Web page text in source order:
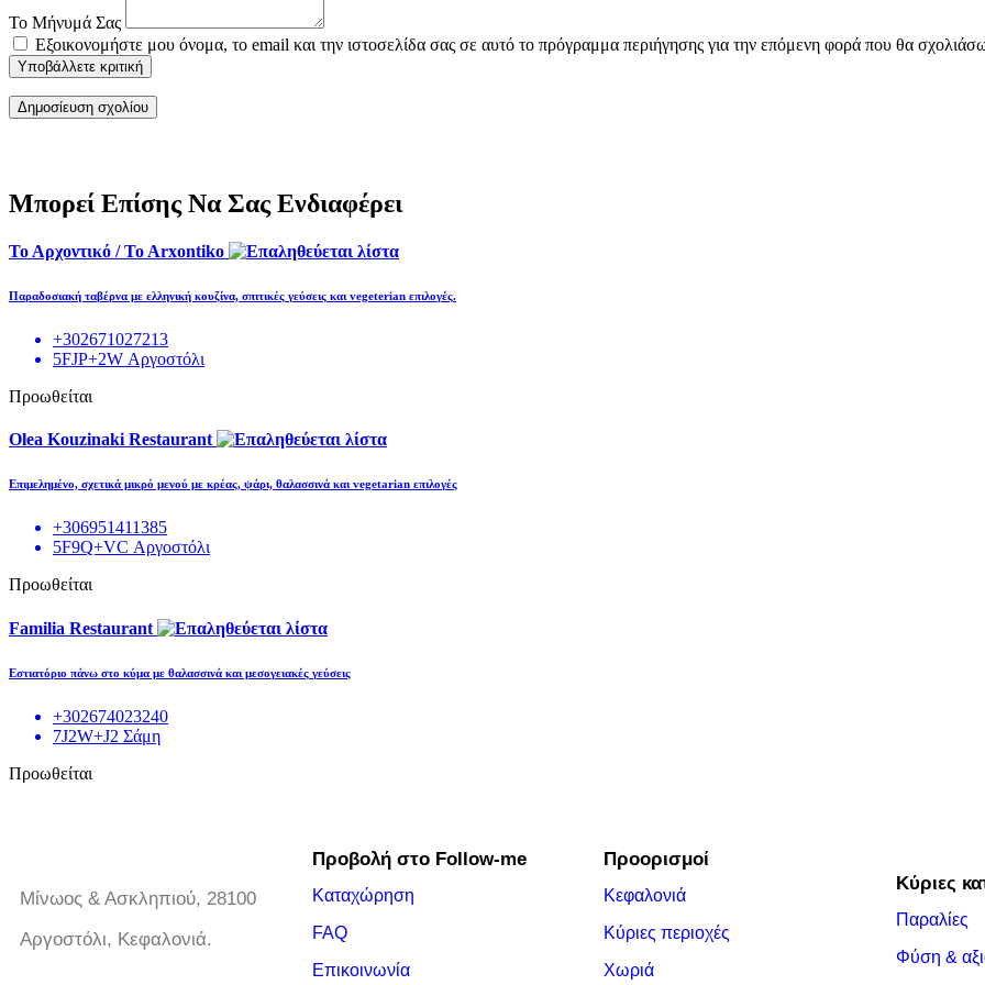
Το Μήνυμά Σας
Εξοικονομήστε μου όνομα, το email και την ιστοσελίδα σας σε αυτό το πρόγραμμα περιήγησης για την επόμενη φορά που θα
Υποβάλλετε κριτική
Μπορεί Επίσης Να Σας Ενδιαφέρει
Το Αρχοντικό / To Arxontiko
Παραδοσιακή ταβέρνα με ελληνική κουζίνα, σπιτικές γεύσεις και vegeterian επιλογές.
+302671027213
5FJP+2W Αργοστόλι
Προωθείται
Olea Kouzinaki Restaurant
Επιμελημένο, σχετικά μικρό μενού με κρέας, ψάρι, θαλασσινά και vegetarian επιλογές
+306951411385
5F9Q+VC Αργοστόλι
Προωθείται
Familia Restaurant
Εστιατόριο πάνω στο κύμα με θαλασσινά και μεσογειακές γεύσεις
+302674023240
7J2W+J2 Σάμη
Προωθείται
Μίνωος & Ασκληπιού, 28100
Αργοστόλι, Κεφαλονιά.
Προβολή στο Follow-me
Καταχώρηση
FAQ
Επικοινωνία
Προορισμοί
Κεφαλονιά
Κύριες περιοχές
Χωριά
Κύριες
Παραλίες
Φύση &